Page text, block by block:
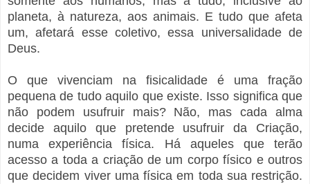
planeta, à natureza, aos animais. E tudo que afeta
um, afetará esse coletivo, essa universalidade de
Deus.
O que vivenciam na fisicalidade é uma fração
pequena de tudo aquilo que existe. Isso significa que
não podem usufruir mais? Não, mas cada alma
decide aquilo que pretende usufruir da Criação,
numa experiência física. Há aqueles que terão
acesso a toda a criação de um corpo físico e outros
que decidem viver uma física em toda sua restrição.